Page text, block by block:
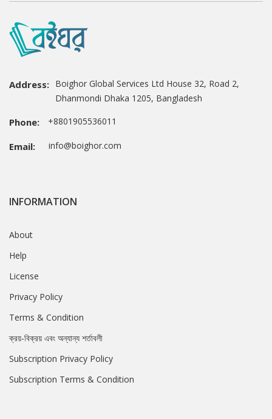
Address: Boighor Global Services Ltd House 32, Road 2,
Dhanmondi Dhaka 1205, Bangladesh
Phone: +8801905536011
Email: info@boighor.com
INFORMATION
About
Help
License
Privacy Policy
Terms & Condition
ক্রয়-বিক্রয় এবং অন্যান্য শর্তাবলী
Subscription Privacy Policy
Subscription Terms & Condition